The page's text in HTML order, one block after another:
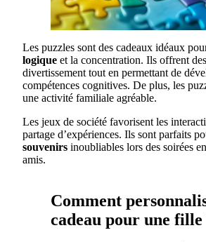
Les puzzles sont des cadeaux idéaux
logique et la concentration. Ils offrent
divertissement tout en permettant de
compétences cognitives. De plus, les
une activité familiale agréable.
Les jeux de société favorisent les
partage d’expériences. Ils sont parfaits
souvenirs inoubliables lors des soirées
amis.
Comment
cadeau pour une fille